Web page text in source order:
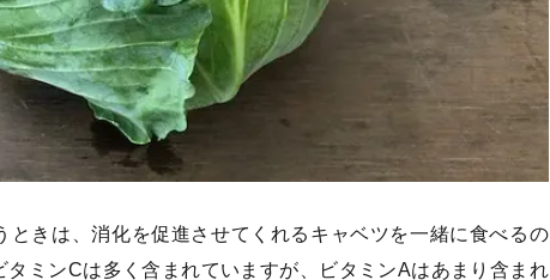
ときは、消化を促進させてくれるキャベツを一緒に食べるの
タミンCは多く含まれていますが、ビタミンAはあまり含まれ